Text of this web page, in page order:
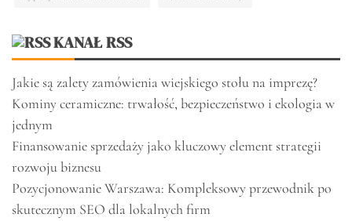
KANAŁ RSS
Jakie są zalety zamówienia wiejskiego stołu na imprezę?
Kominy ceramiczne: trwałość, bezpieczeństwo i ekologia w
jednym
Finansowanie sprzedaży jako kluczowy element strategii
rozwoju biznesu
Pozycjonowanie Warszawa: Kompleksowy przewodnik po
skutecznym SEO dla lokalnych firm